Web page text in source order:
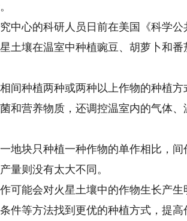
心的科研人员日前在美国《科学公
土壤在温室中种植豌豆、胡萝卜和
种植两种或两种以上作物的种植方
和营养物质，还调控温室内的气体
块只种植一种作物的单作相比，间
量则没有太大不同。
能会对火星土壤中的作物生长产生
件等方法找到更优的种植方式，提高